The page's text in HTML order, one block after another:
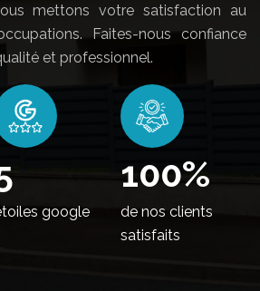
mettons votre satisfaction au
Faites-nous confiance
et professionnel.
google
100%
de nos clients
satisfaits